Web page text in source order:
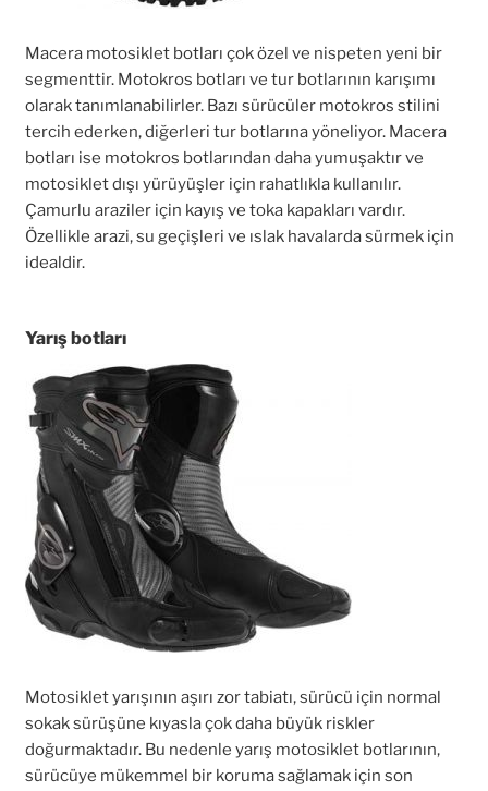
Macera motosiklet botları çok özel ve nispeten yeni bir
segmenttir. Motokros botları ve tur botlarının karışımı
olarak tanımlanabilirler. Bazı sürücüler motokros stilini
tercih ederken, diğerleri tur botlarına yöneliyor. Macera
botları ise motokros botlarından daha yumuşaktır ve
motosiklet dışı yürüyüşler için rahatlıkla kullanılır.
Çamurlu araziler için kayış ve toka kapakları vardır.
Özellikle arazi, su geçişleri ve ıslak havalarda sürmek için
idealdir.
Yarış botları
Motosiklet yarışının aşırı zor tabiatı, sürücü için normal
sokak sürüşüne kıyasla çok daha büyük riskler
doğurmaktadır. Bu nedenle yarış motosiklet botlarının,
sürücüye mükemmel bir koruma sağlamak için son